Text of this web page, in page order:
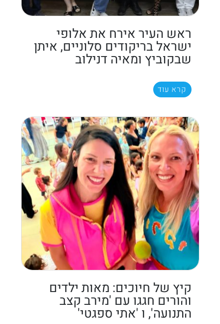
ראש העיר אירח את אלופי
ישראל בריקודים סלוניים, איתן
שבקוביץ ומאיה דנילוב
קרא עוד
קיץ של חיוכים: מאות ילדים
והורים חגגו עם 'מירב קצב
התנועה', ו 'אתי ספגטי'